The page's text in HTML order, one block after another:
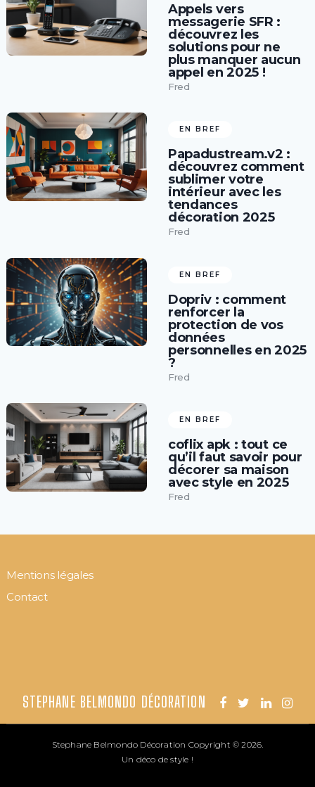
Appels vers
messagerie SFR :
découvrez les
solutions pour ne
plus manquer aucun
appel en 2025 !
Fred
EN BREF
Papadustream.v2 :
découvrez comment
sublimer votre
intérieur avec les
tendances
décoration 2025
Fred
EN BREF
Dopriv : comment
renforcer la
protection de vos
données
personnelles en 2025
?
Fred
EN BREF
coflix apk : tout ce
qu’il faut savoir pour
décorer sa maison
avec style en 2025
Fred
Mentions légales
Contact
STEPHANE BELMONDO DÉCORATION
Stephane Belmondo Décoration Copyright © 2026.
Un déco de style !